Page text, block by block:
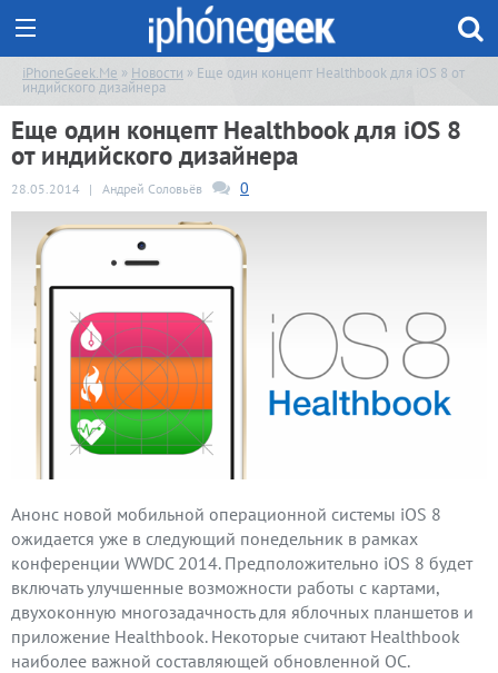
iPhoneGeek.Me » Новости » Еще один концепт Healthbook для iOS 8 от
индийского дизайнера
Еще один концепт Healthbook для iOS 8
от индийского дизайнера
28.05.2014 | Андрей Соловьёв 0
Анонс новой мобильной операционной системы iOS 8
ожидается уже в следующий понедельник в рамках
конференции WWDC 2014. Предположительно iOS 8 будет
включать улучшенные возможности работы с картами,
двухоконную многозадачность для яблочных планшетов и
приложение Healthbook. Некоторые считают Healthbook
наиболее важной составляющей обновленной ОС.